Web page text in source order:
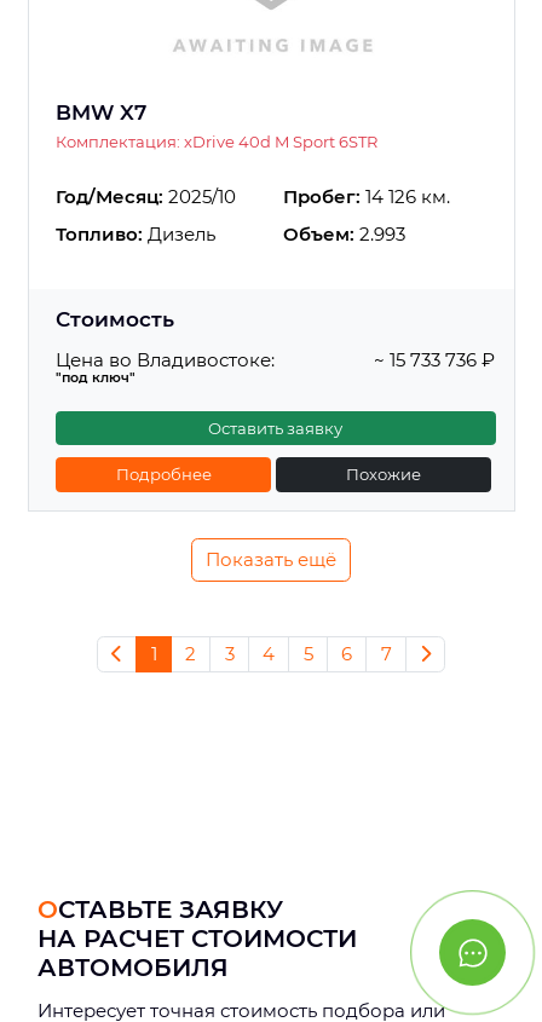
BMW X7
Комплектация: xDrive 40d M Sport 6STR
Год/Месяц: 2025/10 Пробег: 14 126 км.
Топливо: Дизель Объем: 2.993
Стоимость
Цена во Владивостоке:
"под ключ"
~ 15 733 736 ₽
Оставить заявку
Подробнее Похожие
Показать ещё
1 2 3 4 5 6 7
ОСТАВЬТЕ ЗАЯВКУ
НА РАСЧЕТ СТОИМОСТИ
АВТОМОБИЛЯ
Интерeсует точная стоимость подбора или